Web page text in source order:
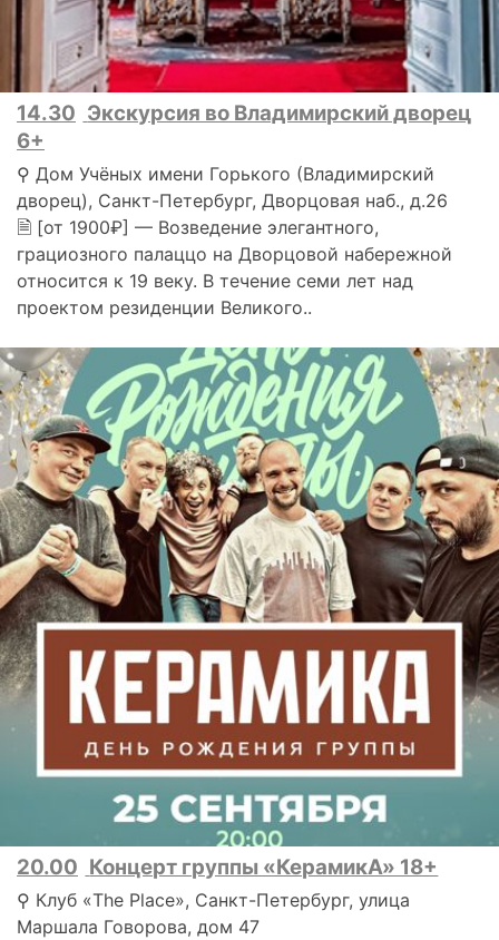
14.30 Экскурсия во Владимирский дворец
6+
⚲ Дом Учёных имени Горького (Владимирский
дворец), Санкт-Петербург, Дворцовая наб., д.26
🗎 [от 1900₽] — Возведение элегантного,
грациозного палаццо на Дворцовой набережной
относится к 19 веку. В течение семи лет над
проектом резиденции Великого..
20.00 Концерт группы «КерамикА» 18+
⚲ Клуб «The Place», Санкт-Петербург, улица
Маршала Говорова, дом 47